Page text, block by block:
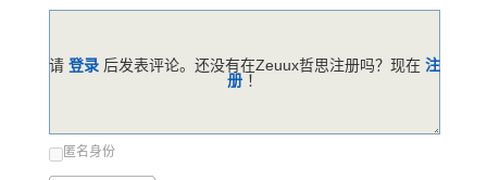
匿名身份
请 登录 后发表评论。还没有在Zeuux哲思注册吗？现在 注
册 ！